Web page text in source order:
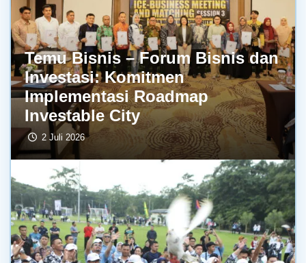
Temu Bisnis – Forum Bisnis dan
Investasi: Komitmen
Implementasi Roadmap
Investable City
2 Juli 2026